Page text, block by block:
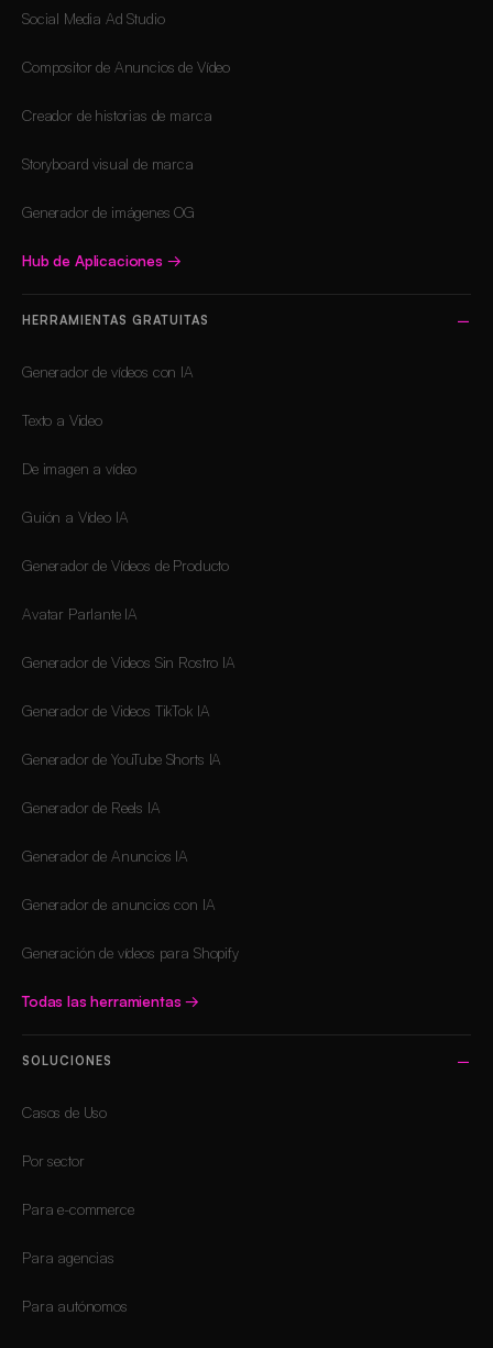
Social Media Ad Studio
Compositor de Anuncios de Vídeo
Creador de historias de marca
Storyboard visual de marca
Generador de imágenes OG
Hub de Aplicaciones →
HERRAMIENTAS GRATUITAS
Generador de vídeos con IA
Texto a Video
De imagen a vídeo
Guión a Vídeo IA
Generador de Vídeos de Producto
Avatar Parlante IA
Generador de Videos Sin Rostro IA
Generador de Videos TikTok IA
Generador de YouTube Shorts IA
Generador de Reels IA
Generador de Anuncios IA
Generador de anuncios con IA
Generación de vídeos para Shopify
Todas las herramientas→
SOLUCIONES
Casos de Uso
Por sector
Para e-commerce
Para agencias
Para autónomos